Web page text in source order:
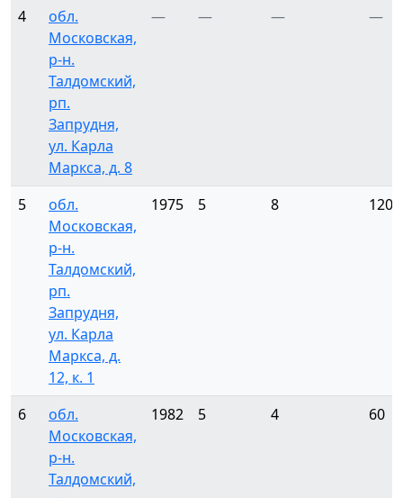
4
обл.
Московская,
р-н.
Талдомский,
рп.
Запрудня,
ул. Карла
Маркса, д. 8
— — — —
5
обл.
Московская,
р-н.
Талдомский,
рп.
Запрудня,
ул. Карла
Маркса, д.
12, к. 1
1975 5 8 120
6
обл.
Московская,
р-н.
Талдомский,
1982 5 4 60